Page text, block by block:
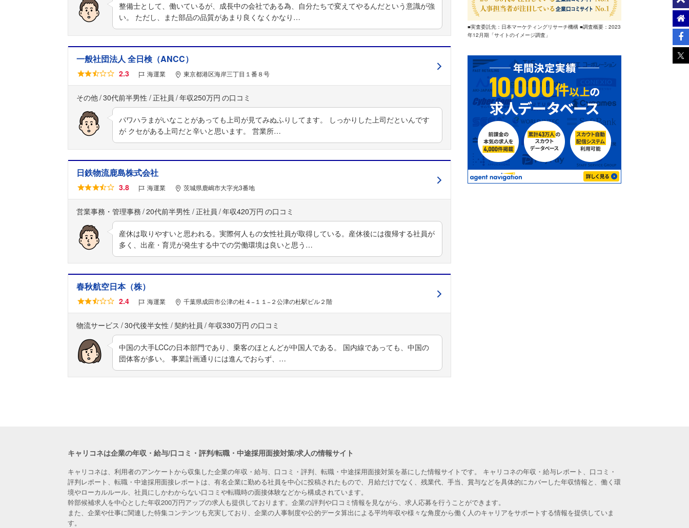
フォローしました
こちらの企業もフォローしませんか？
整備士として、働いているが、成長中の会社である為、自分たちで変えてやるんだという意識が強
い。 ただし、また部品の品質があまり良くなくかなり…
一般社団法人 全日検（ANCC）
2.3 海運業 東京都港区海岸三丁目１番８号
その他 30代前半男性 正社員 年収250万円
パワハラまがいなことがあっても上司が見てみぬふりしてます。 しっかりした上司だといんです
が クセがある上司だと辛いと思います。 営業所…
日鉄物流鹿島株式会社
3.8 海運業 茨城県鹿嶋市大字光3番地
営業事務・管理事務 20代前半男性 正社員 年収420万円
産休は取りやすいと思われる。実際何人もの女性社員が取得している。産休後には復帰する社員が
多く、出産・育児が発生する中での労働環境は良いと思う…
春秋航空日本（株）
2.4 海運業 千葉県成田市公津の杜４−１１−２公津の杜駅ビル２階
物流サービス 30代後半女性 契約社員 年収330万円
中国の大手LCCの日本部門であり、乗客のほとんどが中国人である。 国内線であっても、中国の
団体客が多い。 事業計画通りには進んでおらず、…
■実査委託先：日本マーケティングリサーチ機構 ■調査概要：2023
年12月期「サイトのイメージ調査」
キャリコネは企業の年収・給与/口コミ・評判/転職・中途採用面接対策/求人の情報サイト
キャリコネは、利用者のアンケートから収集した企業の年収・給与、口コミ・評判、転職・中途採用面接対策を基にした情報サイトです。 キャリコネの年収・給与レポート、口コミ・
評判レポート、転職・中途採用面接レポートは、有名企業に勤める社員を中心に投稿されたもので、月給だけでなく、残業代、手当、賞与などを具体的にカバーした年収情報と、働く環
境やローカルルール、社員にしかわからない口コミや転職時の面接体験などから構成されています。
幹部候補求人を中心とした年収200万円アップの求人も提供しております。企業の評判や口コミ情報を見ながら、求人応募を行うことができます。
また、企業や仕事に関連した特集コンテンツも充実しており、企業の人事制度や公的データ算出による平均年収や様々な角度から働く人のキャリアをサポートする情報を提供していま
す。